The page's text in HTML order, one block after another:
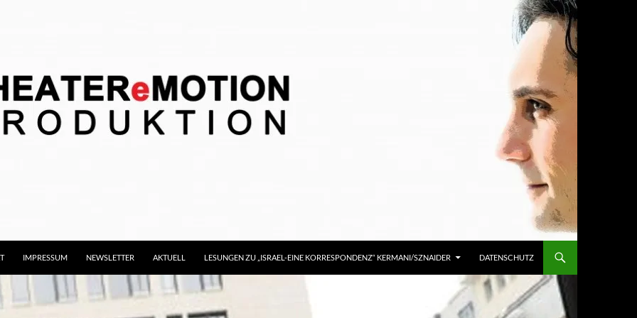
IMPRESSUM NEWSLETTER AKTUELL LESUNGEN ZU „ISRAEL-EINE KORRESPONDENZ“ KERMANI/SZNAIDER DATENSCHUTZ